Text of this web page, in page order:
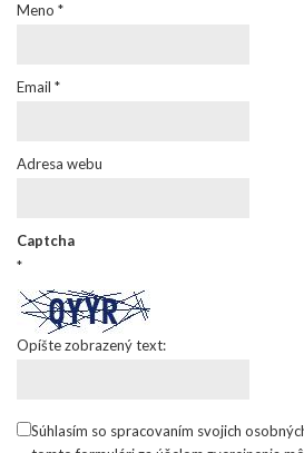
Meno *
Email *
Adresa webu
Captcha
*
Opíšte zobrazený text:
Súhlasím so spracovaním svojich